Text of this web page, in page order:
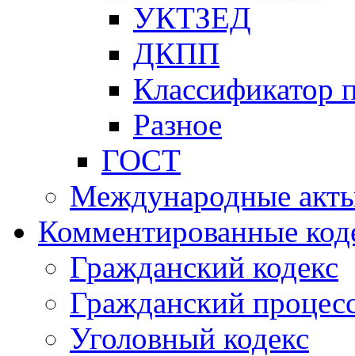
УКТЗЕД
ДКПП
Классификатор
Разное
ГОСТ
Международные
Комментированные
Гражданский кодекс
Гражданский
Уголовный кодекс